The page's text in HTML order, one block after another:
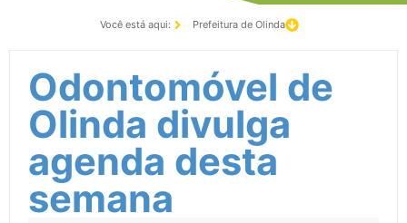
Você está aqui: Prefeitura de Olinda
Odontomóvel de
Olinda divulga
agenda desta
semana